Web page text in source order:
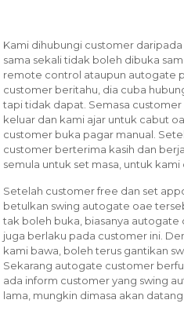
Kami dihubungi customer
sama sekali tidak boleh dibuka
remote control ataupun autogate
customer beritahu, dia cuba
tapi tidak dapat. Semasa
keluar dan kami ajar untuk cabut
customer buka pagar manual.
customer berterima kasih dan
semula untuk set masa, untuk
Setelah customer free dan set
betulkan swing autogate oae
tak boleh buka, biasanya autogate
juga berlaku pada customer ini.
kami bawa, boleh terus gantikan
Sekarang autogate customer
ada inform customer yang swing
lama, mungkin dimasa akan